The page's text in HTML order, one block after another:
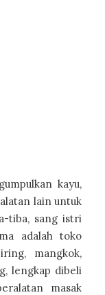
kayu,
lain untuk
tiba, sang istri
adalah toko
mangkok,
lengkap dibeli
masak